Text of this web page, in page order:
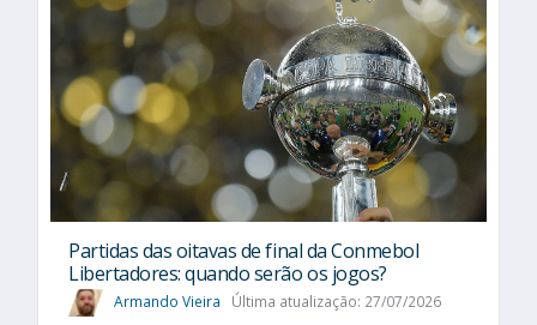
Partidas das oitavas de final da Conmebol
Libertadores: quando serão os jogos?
Armando Vieira Última atualização: 27/07/2026